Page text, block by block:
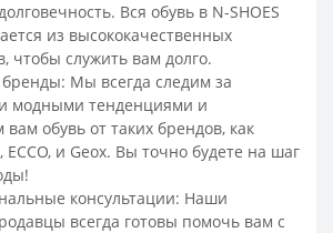
подошве женские
женские
ботинки
на тракторной подошве
на толстой подошве
женские
Вся обувь в N-SHOES
из высококачественных
чтобы служить вам долго.
Мы всегда следим за
модными тенденциями и
вам обувь от таких брендов, как
и Geox. Вы точно будете на шаг
консультации: Наши
всегда готовы помочь вам с